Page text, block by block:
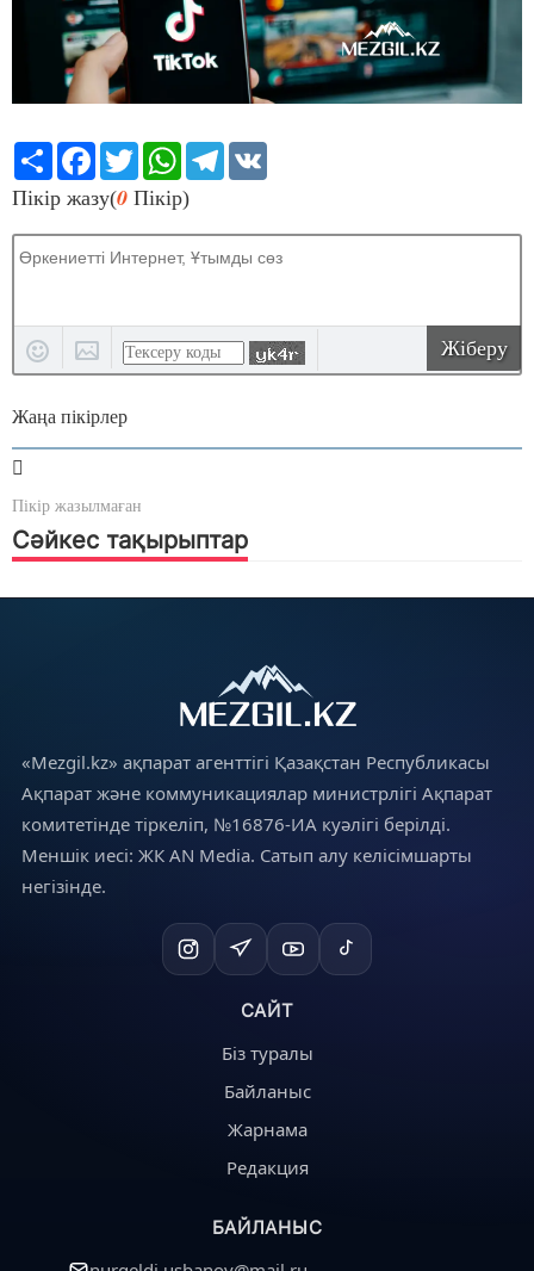
Share Facebook
TwitterWhatsApp
Telegram
Пікір жазу(0 Пікір)
Жіберу
Жаңа пікірлер
Пікір жазылмаған
Сәйкес тақырыптар
«Mezgil.kz» ақпарат агенттігі Қазақстан Республикасы
Ақпарат және коммуникациялар министрлігі Ақпарат
комитетінде тіркеліп, №16876-ИА куәлігі берілді.
Меншік иесі: ЖК AN Media. Сатып алу келісімшарты
негізінде.
САЙТ
Біз туралы
Байланыс
Жарнама
Редакция
БАЙЛАНЫС